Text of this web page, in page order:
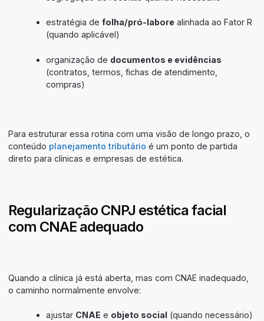
estratégia defolha/pró-labore alinhada ao Fator R
(quando aplicável)
organização de documentos e evidências
(contratos, termos, fichas de atendimento,
compras)
Para estruturar essa rotina com uma visão de longo prazo, o
conteúdo planejamento tributário é um ponto de partida
direto para clínicas e empresas de estética.
Regularização CNPJ estética facial
com CNAE adequado
Quando a clínica já está aberta, mas com CNAE inadequado,
o caminho normalmente envolve:
ajustar CNAE e objeto social (quando necessário)